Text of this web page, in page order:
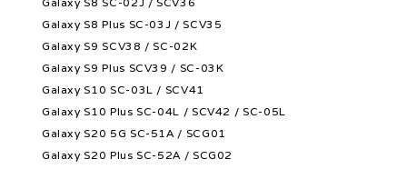
Galaxy S8 Plus SC-03J / SCV35
Galaxy S9 SCV38 / SC-02K
Galaxy S9 Plus SCV39 / SC-03K
Galaxy S10 SC-03L / SCV41
Galaxy S10 Plus SC-04L / SCV42 / SC-05L
Galaxy S20 5G SC-51A / SCG01
Galaxy S20 Plus SC-52A / SCG02